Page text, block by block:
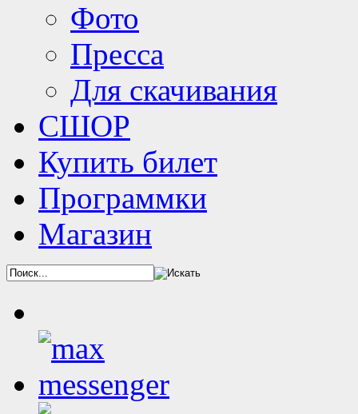
Фото
Пресса
Для скачивания
СШОР
Купить билет
Программки
Магазин